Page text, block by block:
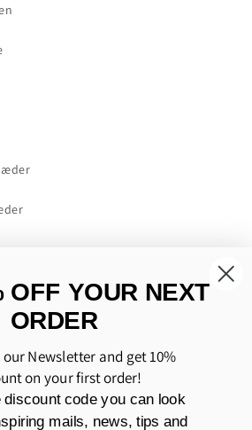
(PU)
OFF YOUR NEXT
ORDER
Newsletter and get 10%
on your first order!
discount code you can look
mails, news, tips and